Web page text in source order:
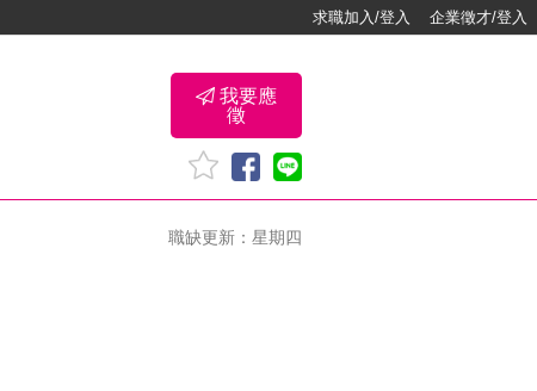
求職加入/登入 企業徵才/登入
我要應
徵
職缺更新：星期四